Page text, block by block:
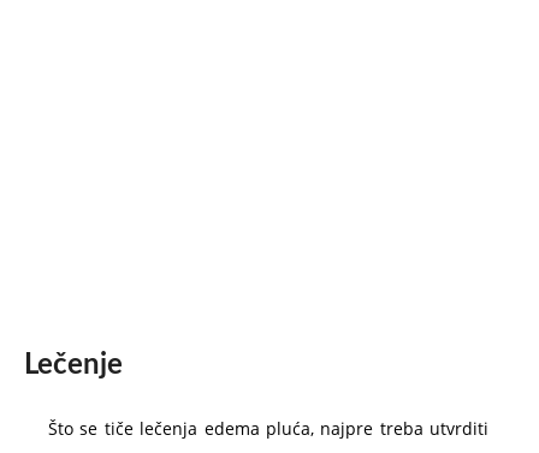
Lečenje
Što se tiče lečenja edema pluća, najpre treba utvrditi